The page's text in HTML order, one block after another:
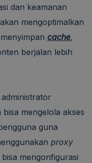
dan keamanan
mengoptimalkan
cache,
berjalan lebih
mengelola akses
guna
proxy
mengonfigurasi